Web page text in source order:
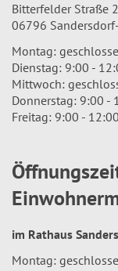
Bitterfelder Straße
06796
Montag:
Dienstag: 9:00 -
Mittwoch:
Donnerstag: 9:00 -
Freitag: 9:00 -
im Rathaus
Montag: